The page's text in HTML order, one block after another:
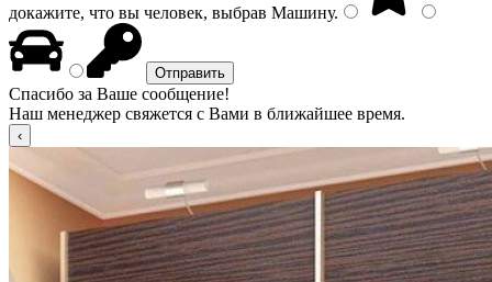
докажите, что вы человек, выбрав Машину.
Спасибо за Ваше сообщение!
Наш менеджер свяжется с Вами в ближайшее время.